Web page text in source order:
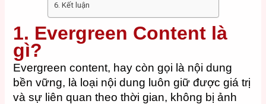
6. Kết luận
1. Evergreen Content là
gì?
Evergreen content, hay còn gọi là nội dung
bền vững, là loại nội dung luôn giữ được giá trị
và sự liên quan theo thời gian, không bị ảnh